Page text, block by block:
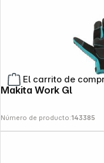
El carrito de
Número de producto:143385